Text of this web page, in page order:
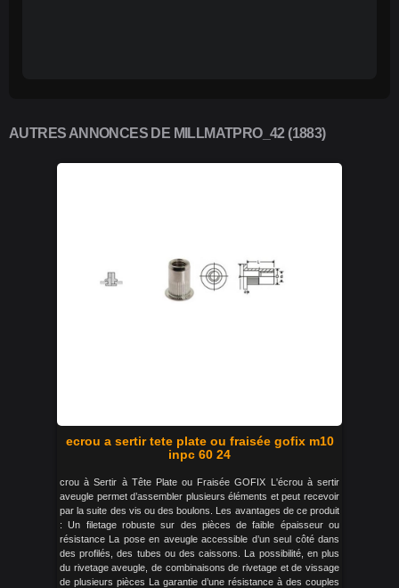
AUTRES ANNONCES DE MILLMATPRO_42 (1883)
ecrou a sertir tete plate ou fraisée gofix m10
inpc 60 24
crou à Sertir à Tête Plate ou Fraisée GOFIX L'écrou à sertir
aveugle permet d’assembler plusieurs éléments et peut recevoir
par la suite des vis ou des boulons. Les avantages de ce produit
: Un filetage robuste sur des pièces de faible épaisseur ou
résistance La pose en aveugle accessible d’un seul côté dans
des profilés, des tubes ou des caissons. La possibilité, en plus
du rivetage aveugle, de combinaisons de rivetage et de vissage
de plusieurs pièces La garantie d’une résistance à des couples